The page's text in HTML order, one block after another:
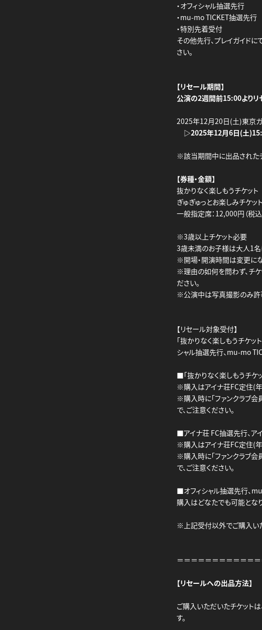
・オフィシャル抽選先行
・mu-mo TICKET抽選先行
・特別先着受付
その他先行、プレイガイド
さい。
【リセール期間】
公演の2週間前15:00よりリ
2025年12月20日(土)東京
▷2025年12月6日(土
※該当期間中に出品されたチ
【券種・金額】
抜かりなく楽しもうチケット
ぎゅぎゅっとお楽しみチケット
一般指定席：12,000円（税込
※3歳以上チケット必要
3歳未満のお子様は大人1名
※開場・開演時間は変更に
※理由の如何を問わず、チケ
ださい。
※公演中は写真撮影のみ許
【リセール対象受付】
「抜かりなく楽しもうチケッ
シャル抽選先行、mu-mo
■「抜かりなく楽しもうチケ
※購入はアイナ荘FC定住(
※購入時に「ファンクラブ会
で、ご注意ください。
■アイナ荘 FC抽選先行、ア
※購入はアイナ荘FC定住(年
※購入時に「ファンクラブ会
で、ご注意ください。
■オフィシャル抽選先行、
購入はどなたでも可能となり
※上記受付以外でご購入い
＝＝＝＝＝＝＝＝＝＝＝
【リセールへの出品方法】
ご購入いただいたチケット
す。